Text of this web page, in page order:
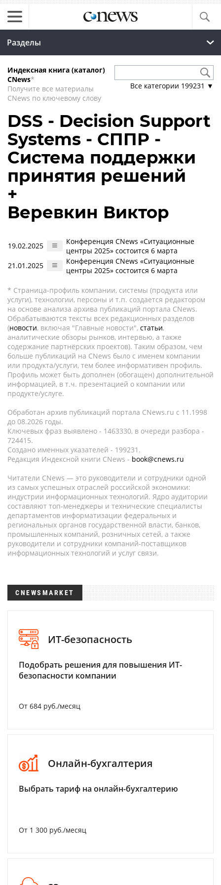
Разделы
Индексная книга (каталог)
CNews*
Получите все материалы
CNews по ключевому слову
Все категории 199231 ▼
DSS - Decision Support
Systems - СППР -
Система поддержки
принятия решений
+
Веревкин Виктор
19.02.2025
Конференция CNews «Ситуационные
центры 2025» состоится 6 марта
21.01.2025
Конференция CNews «Ситуационные
центры 2025» состоится 6 марта
* Страница-профиль компании, системы (продукта или
услуги), технологии, персоны и т.п. создается редактором
на основе анализа архива публикаций портала CNews.
Обрабатываются тексты всех редакционных разделов
(новости, включая "Главные новости", статьи,
аналитические обзоры рынков, интервью, а также
содержание партнёрских проектов). Таким образом, чем
больше публикаций на CNews было с именем компании
или продукта/услуги, тем более информативен профиль.
Профиль может быть дополнен (обогащен) дополнительной
информацией, в т.ч. презентацией о компании или
продукте/услуге.
Обработан архив публикаций портала CNews.ru c 11.1998
до 08.2026 годы.
Ключевых фраз выявлено - 1463330, в очереди разбора -
724415.
Создано именных указателей - 199231.
Редакция Индексной книги CNews - book@cnews.ru
Читатели CNews — это руководители и сотрудники одной
из самых успешных отраслей российской экономики:
индустрии информационных технологий. Ядро аудитории
составляют топ-менеджеры и технические специалисты
департаментов информатизации федеральных и
региональных органов государственной власти, банков,
промышленных компаний, розничных сетей, а также
руководители и сотрудники компаний-поставщиков
информационных технологий и услуг связи.
CNEWSMARKET
ИТ-безопасность
Подобрать решения для повышения ИТ-
безопасности компании
От 684 руб./месяц
Онлайн-бухгалтерия
Выбрать тариф на онлайн-бухгалтерию
От 1 300 руб./месяц